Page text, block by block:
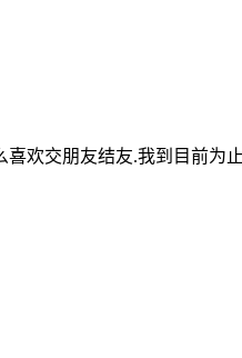
喜欢交朋友结友.我到目前为